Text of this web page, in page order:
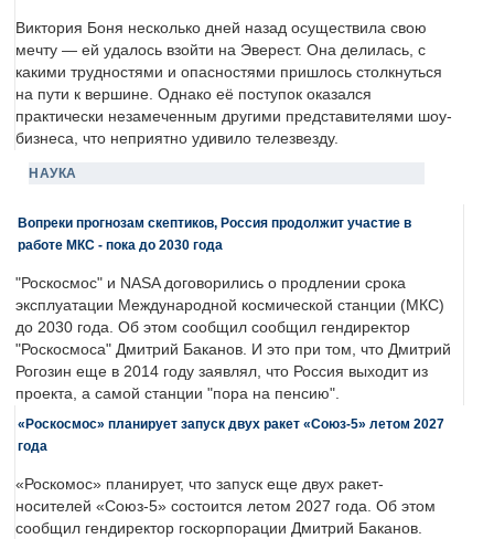
Виктория Боня несколько дней назад осуществила свою
мечту — ей удалось взойти на Эверест. Она делилась, с
какими трудностями и опасностями пришлось столкнуться
на пути к вершине. Однако её поступок оказался
практически незамеченным другими представителями шоу-
бизнеса, что неприятно удивило телезвезду.
НАУКА
Вопреки прогнозам скептиков, Россия продолжит участие в
работе МКС - пока до 2030 года
"Роскосмос" и NASA договорились о продлении срока
эксплуатации Международной космической станции (МКС)
до 2030 года. Об этом сообщил сообщил гендиректор
"Роскосмоса" Дмитрий Баканов. И это при том, что Дмитрий
Рогозин еще в 2014 году заявлял, что Россия выходит из
проекта, а самой станции "пора на пенсию".
«Роскосмос» планирует запуск двух ракет «Союз-5» летом 2027
года
«Роскомос» планирует, что запуск еще двух ракет-
носителей «Союз-5» состоится летом 2027 года. Об этом
сообщил гендиректор госкорпорации Дмитрий Баканов.